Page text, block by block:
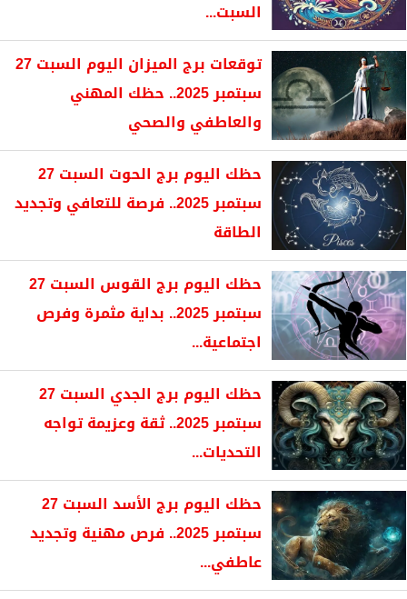
السبت...
توقعات برج الميزان اليوم السبت 27
سبتمبر 2025.. حظك المهني
والعاطفي والصحي
حظك اليوم برج الحوت السبت 27
سبتمبر 2025.. فرصة للتعافي وتجديد
الطاقة
حظك اليوم برج القوس السبت 27
سبتمبر 2025.. بداية مثمرة وفرص
اجتماعية...
حظك اليوم برج الجدي السبت 27
سبتمبر 2025.. ثقة وعزيمة تواجه
التحديات...
حظك اليوم برج الأسد السبت 27
سبتمبر 2025.. فرص مهنية وتجديد
عاطفي...